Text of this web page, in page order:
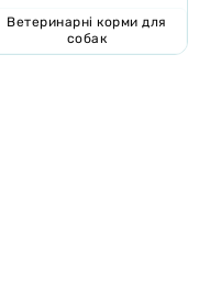
Ветеринарні корми для
собак